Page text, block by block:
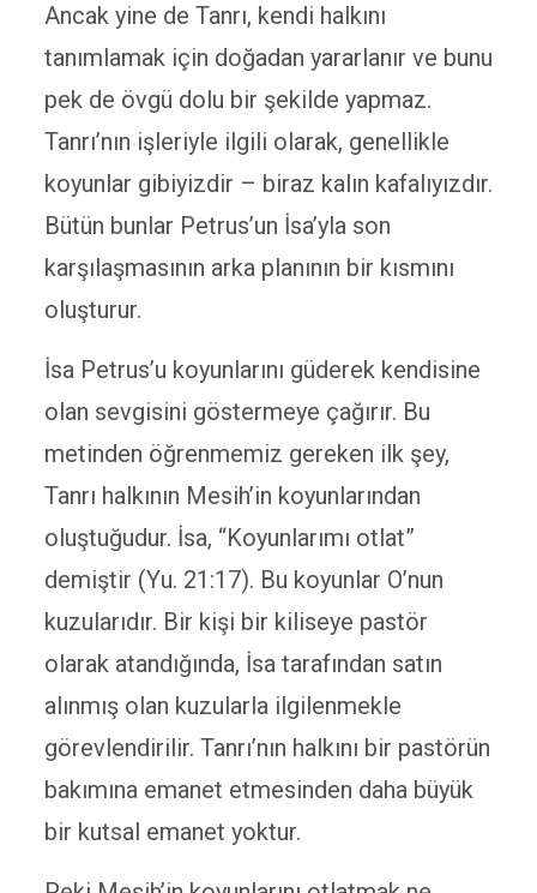
Ancak yine de Tanrı, kendi halkını
tanımlamak için doğadan yararlanır ve bunu
pek de övgü dolu bir şekilde yapmaz.
Tanrı’nın işleriyle ilgili olarak, genellikle
koyunlar gibiyizdir – biraz kalın kafalıyızdır.
Bütün bunlar Petrus’un İsa’yla son
karşılaşmasının arka planının bir kısmını
oluşturur.
İsa Petrus’u koyunlarını güderek kendisine
olan sevgisini göstermeye çağırır. Bu
metinden öğrenmemiz gereken ilk şey,
Tanrı halkının Mesih’in koyunlarından
oluştuğudur. İsa, “Koyunlarımı otlat”
demiştir (Yu. 21:17). Bu koyunlar O’nun
kuzularıdır. Bir kişi bir kiliseye pastör
olarak atandığında, İsa tarafından satın
alınmış olan kuzularla ilgilenmekle
görevlendirilir. Tanrı’nın halkını bir pastörün
bakımına emanet etmesinden daha büyük
bir kutsal emanet yoktur.